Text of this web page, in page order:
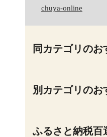
chuya-online
同カテゴリのお
別カテゴリのお
ふるさと納税百